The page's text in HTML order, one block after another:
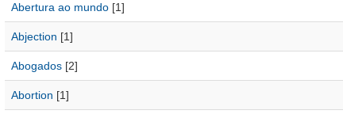
Abertura ao mundo[1]
Abjection [1]
Abogados[2]
Abortion [1]